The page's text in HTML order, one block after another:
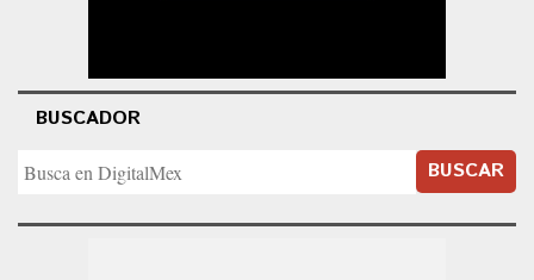
BUSCADOR
BUSCAR